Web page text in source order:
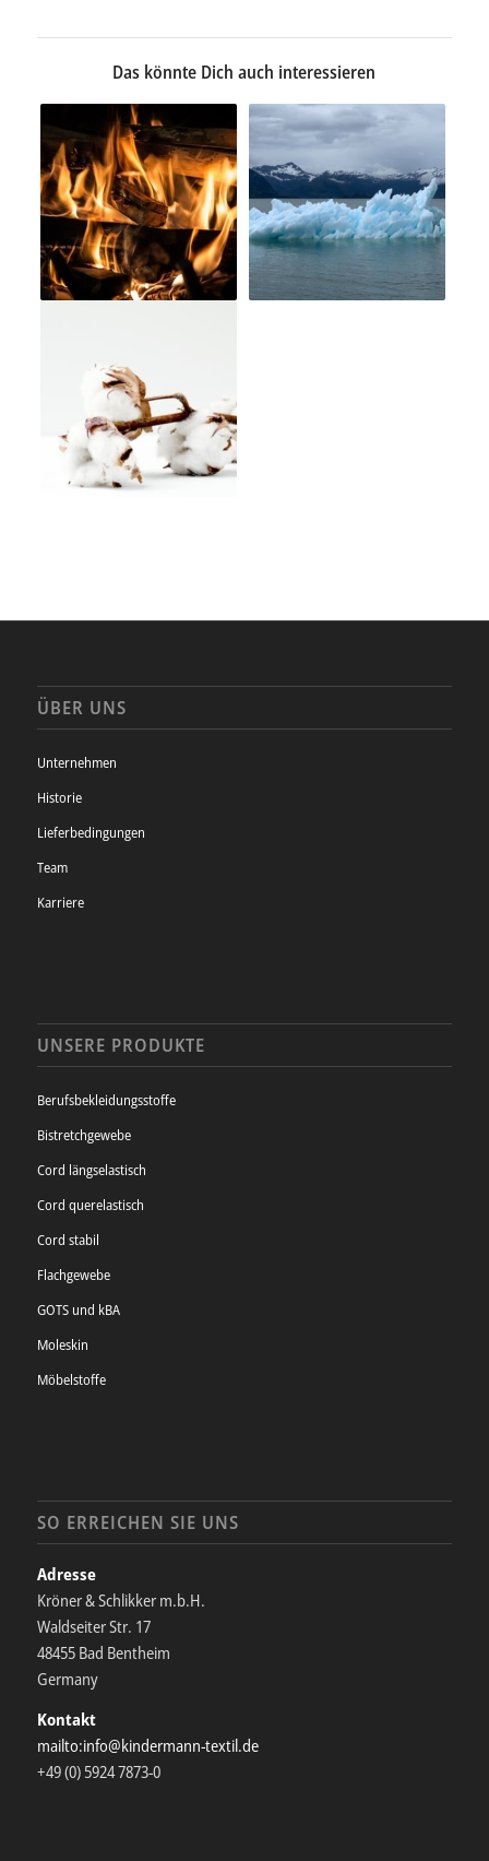
Das könnte Dich auch interessieren
ÜBER UNS
Unternehmen
Historie
Lieferbedingungen
Team
Karriere
UNSERE PRODUKTE
Berufsbekleidungsstoffe
Bistretchgewebe
Cord längselastisch
Cord querelastisch
Cord stabil
Flachgewebe
GOTS und kBA
Moleskin
Möbelstoffe
SO ERREICHEN SIE UNS
Adresse
Kröner & Schlikker m.b.H.
Waldseiter Str. 17
48455 Bad Bentheim
Germany
Kontakt
mailto:info@kindermann-textil.de
+49 (0) 5924 7873-0